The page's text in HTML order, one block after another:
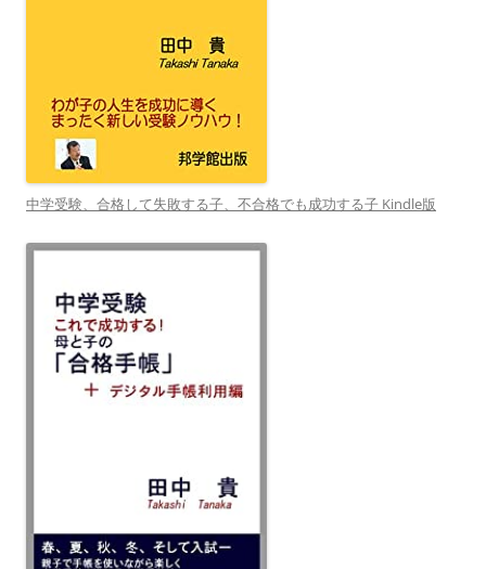
中学受験、合格して失敗する子、不合格でも成功する子 Kindle版